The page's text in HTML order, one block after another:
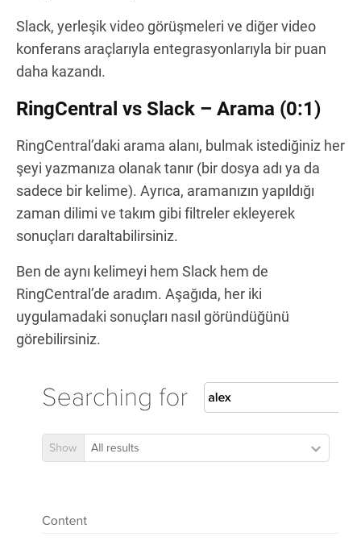
Slack, yerleşik video görüşmeleri ve diğer video
konferans araçlarıyla entegrasyonlarıyla bir puan
daha kazandı.
RingCentral vs Slack – Arama (0:1)
RingCentral’daki arama alanı, bulmak istediğiniz her
şeyi yazmanıza olanak tanır (bir dosya adı ya da
sadece bir kelime). Ayrıca, aramanızın yapıldığı
zaman dilimi ve takım gibi filtreler ekleyerek
sonuçları daraltabilirsiniz.
Ben de aynı kelimeyi hem Slack hem de
RingCentral’de aradım. Aşağıda, her iki
uygulamadaki sonuçları nasıl göründüğünü
görebilirsiniz.